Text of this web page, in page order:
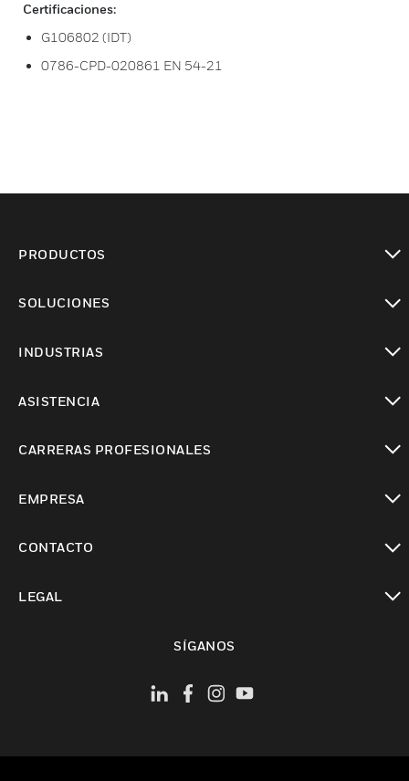
Certificaciones:
G106802 (IDT)
0786-CPD-020861 EN 54-21
PRODUCTOS
SOLUCIONES
INDUSTRIAS
ASISTENCIA
CARRERAS PROFESIONALES
EMPRESA
CONTACTO
LEGAL
SÍGANOS